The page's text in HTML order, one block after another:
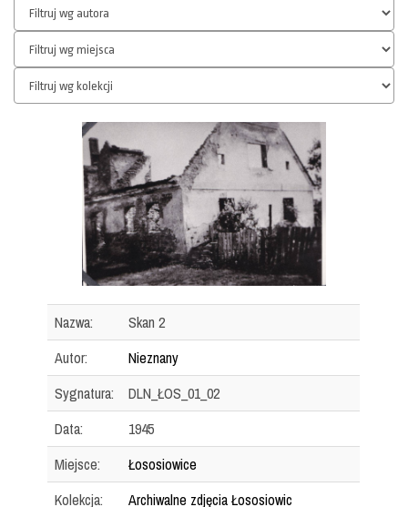
Nazwa:
Skan 2
Autor:
Nieznany
Sygnatura:
DLN_ŁOS_01_02
Data:
1945
Miejsce:
Łososiowice
Kolekcja:
Archiwalne zdjęcia Łososiowic